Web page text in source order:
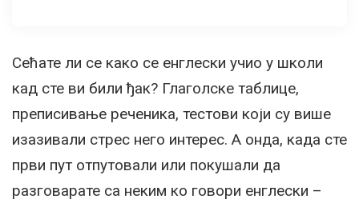
Сећате ли се како се енглески учио у школи
кад сте ви били ђак? Глаголске таблице,
преписивање реченика, тестови који су више
изазивали стрес него интерес. А онда, када сте
први пут отпутовали или покушали да
разговарате са неким ко говори енглески –